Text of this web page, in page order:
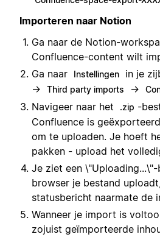
Importeren naar Notion
Ga naar de Notion-
Confluence-content wilt
Ga naar
Instellingen in je
→ Third party imports →
Navigeer naar het
.zip -
Confluence is
om te uploaden. Je hoeft
pakken - upload het
Je ziet een
browser je bestand
statusbericht naarmate de
Wanneer je import is
zojuist geïmporteerde